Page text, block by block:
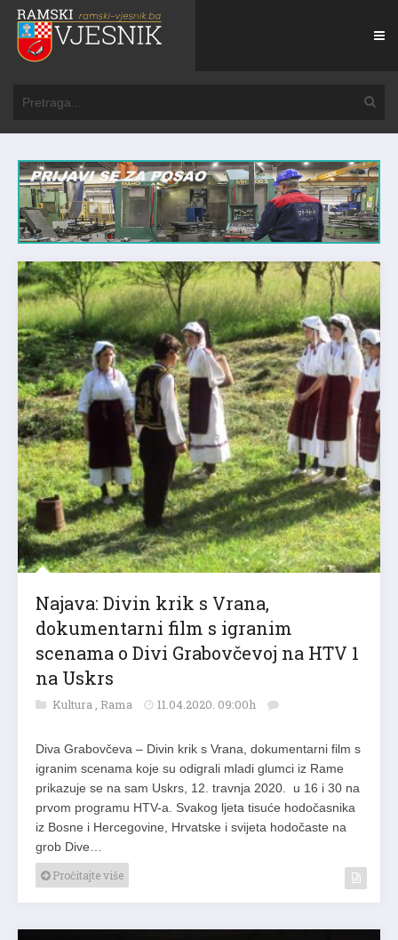
Najava: Divin krik s Vrana,
dokumentarni film s igranim
scenama o Divi Grabovčevoj na HTV 1
na Uskrs
Kultura , Rama 11.04.2020. 09:00h
Diva Grabovčeva – Divin krik s Vrana, dokumentarni film s
igranim scenama koje su odigrali mladi glumci iz Rame
prikazuje se na sam Uskrs, 12. travnja 2020. u 16 i 30 na
prvom programu HTV-a. Svakog ljeta tisuće hodočasnika
iz Bosne i Hercegovine, Hrvatske i svijeta hodočaste na
grob Dive…
Pročitajte više